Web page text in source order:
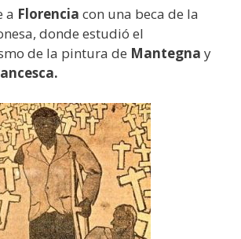
a Florencia con una beca de la
donde estudió el
de la pintura de Mantegna y